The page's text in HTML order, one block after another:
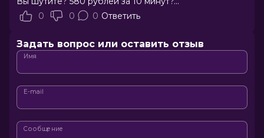
0
0 0 Ответить
Задать вопрос или оставить отзыв
Имя
E-mail
Сообщение